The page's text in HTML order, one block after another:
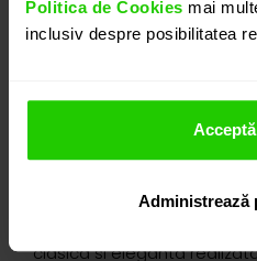
Politica de Cookies mai
inclusiv despre posibilitatea
Administrează
PROGRAMEAZĂ O
clasica si eleganta